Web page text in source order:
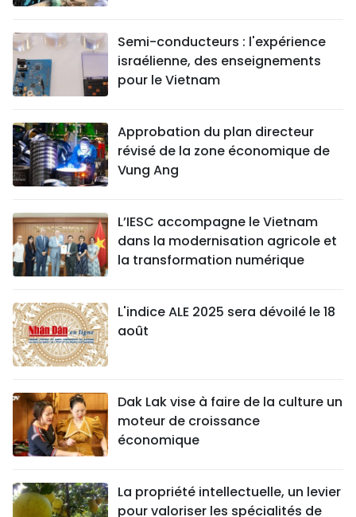
Semi-conducteurs : l'expérience
israélienne, des enseignements
pour le Vietnam
Approbation du plan directeur
révisé de la zone économique de
Vung Ang
L’IESC accompagne le Vietnam
dans la modernisation agricole et
la transformation numérique
L'indice ALE 2025 sera dévoilé le 18
août
Dak Lak vise à faire de la culture un
moteur de croissance
économique
La propriété intellectuelle, un levier
pour valoriser les spécialités de